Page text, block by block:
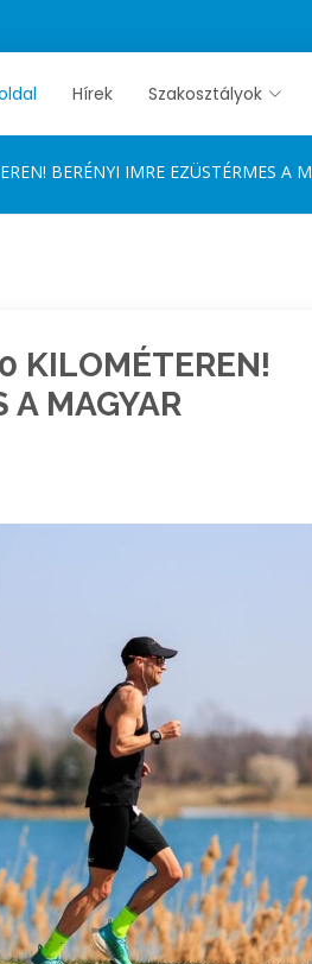
Hírek Szakosztályok
BERÉNYI IMRE EZÜSTÉRMES A
KILOMÉTEREN!
A MAGYAR